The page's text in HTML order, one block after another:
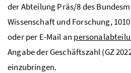
der Abteilung Präs/8 des
Wissenschaft und Forschung,
oder per E-Mail an
Angabe der Geschäftszahl (GZ
einzubringen.